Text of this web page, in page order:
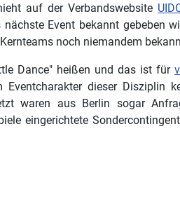
auf der Verbandswebsite
nächste Event bekannt gebeben
noch niemandem
Dance" heißen und das ist für
dieser Disziplin
waren aus Berlin sogar
eingerichtete